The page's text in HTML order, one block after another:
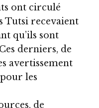
ont circulé
Tutsi recevaient
qu’ils sont
derniers, de
avertissement
les
de